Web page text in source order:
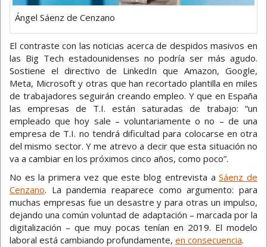
Ángel Sáenz de Cenzano
El contraste con las noticias acerca de despidos masivos en
las Big Tech estadounidenses no podría ser más agudo.
Sostiene el directivo de LinkedIn que Amazon, Google,
Meta, Microsoft y otras que han recortado plantilla en miles
de trabajadores seguirán creando empleo. Y que en España
las empresas de T.I. están saturadas de trabajo: “un
empleado que hoy sale – voluntariamente o no – de una
empresa de T.I. no tendrá dificultad para colocarse en otra
del mismo sector. Y me atrevo a decir que esta situación no
va a cambiar en los próximos cinco años, como poco”.
No es la primera vez que este blog entrevista aSáenz de
Cenzano. La pandemia reaparece como argumento: para
muchas empresas fue un desastre y para otras un impulso,
dejando una común voluntad de adaptación – marcada por la
digitalización – que muy pocas tenían en 2019. El modelo
laboral está cambiando profundamente, en consecuencia.